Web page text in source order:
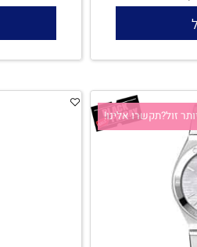
₪
אלינו!